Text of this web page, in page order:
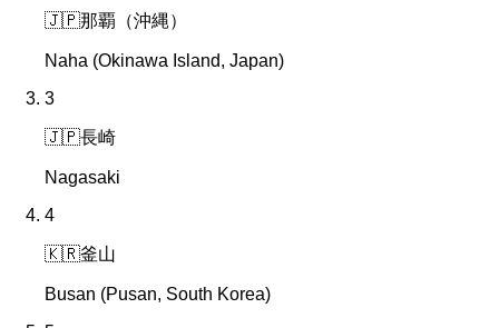
🇯🇵那覇（沖縄）
Naha (Okinawa Island, Japan)
3
🇯🇵長崎
Nagasaki
4
🇰🇷釜山
Busan (Pusan, South Korea)